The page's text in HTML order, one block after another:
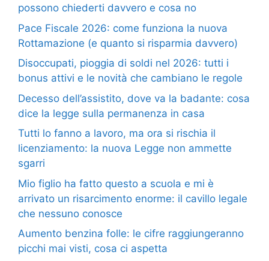
possono chiederti davvero e cosa no
Pace Fiscale 2026: come funziona la nuova
Rottamazione (e quanto si risparmia davvero)
Disoccupati, pioggia di soldi nel 2026: tutti i
bonus attivi e le novità che cambiano le regole
Decesso dell’assistito, dove va la badante: cosa
dice la legge sulla permanenza in casa
Tutti lo fanno a lavoro, ma ora si rischia il
licenziamento: la nuova Legge non ammette
sgarri
Mio figlio ha fatto questo a scuola e mi è
arrivato un risarcimento enorme: il cavillo legale
che nessuno conosce
Aumento benzina folle: le cifre raggiungeranno
picchi mai visti, cosa ci aspetta